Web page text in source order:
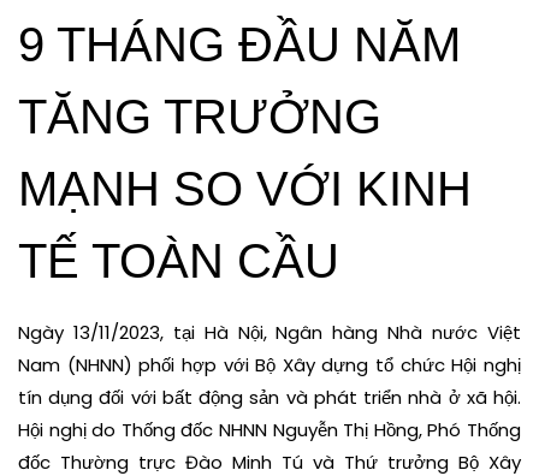
9 THÁNG ĐẦU NĂM
TĂNG TRƯỞNG
MẠNH SO VỚI KINH
TẾ TOÀN CẦU
Ngày 13/11/2023, tại Hà Nội, Ngân hàng Nhà nước Việt
Nam (NHNN) phối hợp với Bộ Xây dựng tổ chức Hội nghị
tín dụng đối với bất động sản và phát triển nhà ở xã hội.
Hội nghị do Thống đốc NHNN Nguyễn Thị Hồng, Phó Thống
đốc Thường trực Đào Minh Tú và Thứ trưởng Bộ Xây